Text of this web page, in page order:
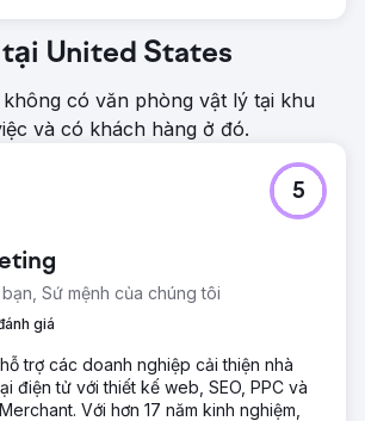
United States
có văn phòng vật lý tại khu
và có khách hàng ở đó.
Sứ mệnh của chúng tôi
giá
5
trợ các doanh nghiệp cải thiện nhà
điện tử với thiết kế web, SEO, PPC và
Với hơn 17 năm kinh nghiệm,